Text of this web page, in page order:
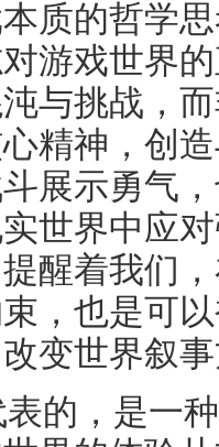
质的哲学
游戏世界
与挑战，
精神，创
展示勇气
世界中应
醒着我们
，也是可
变世界叙
的，是一